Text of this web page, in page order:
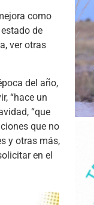
como
de
ver otras
del año,
“hace un
“que
que no
y otras más,
en el